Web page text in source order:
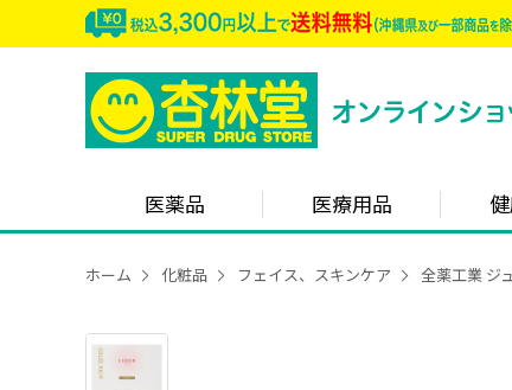
医薬品 医療用品
ホーム 化粧品 フェイス、スキンケア 全薬工業 ジ